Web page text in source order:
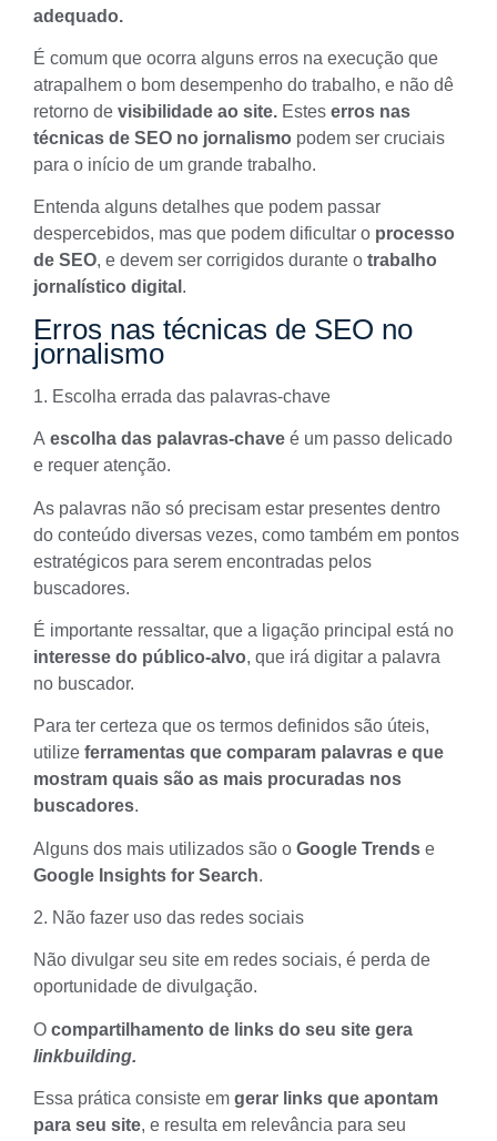
adequado.
É comum que ocorra alguns erros na execução que
atrapalhem o bom desempenho do trabalho, e não dê
retorno de visibilidade ao site. Estes erros nas
técnicas de SEO no jornalismo podem ser cruciais
para o início de um grande trabalho.
Entenda alguns detalhes que podem passar
despercebidos, mas que podem dificultar o processo
de SEO, e devem ser corrigidos durante o trabalho
jornalístico digital .
Erros nas técnicas de SEO no
jornalismo
1. Escolha errada das palavras-chave
A escolha das palavras-chave é um passo delicado
e requer atenção.
As palavras não só precisam estar presentes dentro
do conteúdo diversas vezes, como também em pontos
estratégicos para serem encontradas pelos
buscadores.
É importante ressaltar, que a ligação principal está no
interesse do público-alvo, que irá digitar a palavra
no buscador.
Para ter certeza que os termos definidos são úteis,
utilize ferramentas que comparam palavras e que
mostram quais são as mais procuradas nos
buscadores.
Alguns dos mais utilizados são o Google Trends e
Google Insights for Search.
2. Não fazer uso das redes sociais
Não divulgar seu site em redes sociais, é perda de
oportunidade de divulgação.
O compartilhamento de links do seu site gera
linkbuilding.
Essa prática consiste em gerar links que apontam
para seu site, e resulta em relevância para seu